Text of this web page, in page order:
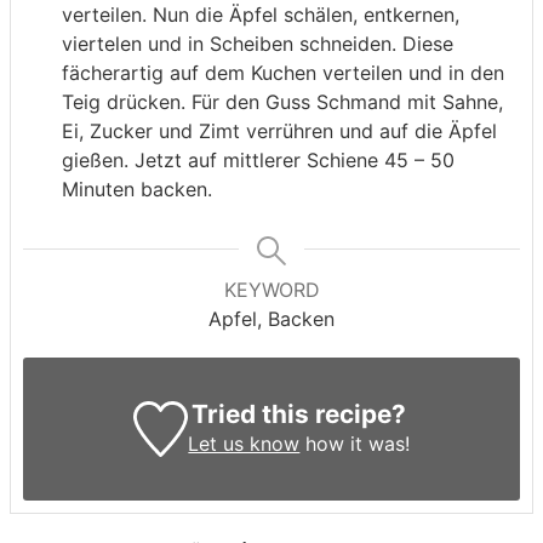
verteilen. Nun die Äpfel schälen, entkernen,
viertelen und in Scheiben schneiden. Diese
fächerartig auf dem Kuchen verteilen und in den
Teig drücken. Für den Guss Schmand mit Sahne,
Ei, Zucker und Zimt verrühren und auf die Äpfel
gießen. Jetzt auf mittlerer Schiene 45 – 50
Minuten backen.
KEYWORD
Apfel, Backen
Tried this recipe?
Let us know how it was!